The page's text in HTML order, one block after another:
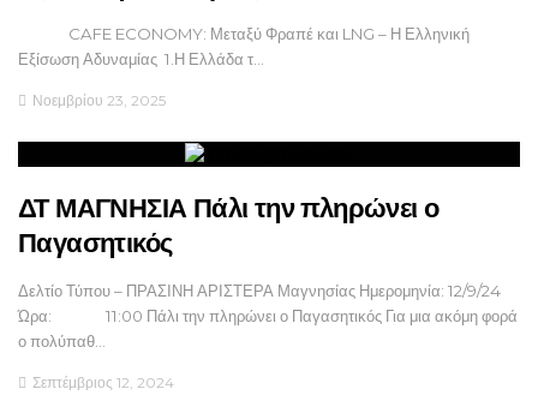
CAFE ECONOMY: Μεταξύ Φραπέ και LNG – Η Ελληνική
Εξίσωση Αδυναμίας 1.Η Ελλάδα τ…
Νοεμβρίου 23, 2025
ΔΤ ΜΑΓΝΗΣΙΑ Πάλι την πληρώνει ο
Παγασητικός
Δελτίο Τύπου – ΠΡΑΣΙΝΗ ΑΡΙΣΤΕΡΑ Μαγνησίας Ημερομηνία: 12/9/24
Ώρα: 11:00 Πάλι την πληρώνει ο Παγασητικός Για μια ακόμη φορά
ο πολύπαθ…
Σεπτέμβριος 12, 2024